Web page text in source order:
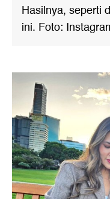
Hasilnya, seperti
ini. Foto: